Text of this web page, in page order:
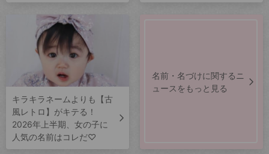
キラキラネームよりも【古
風レトロ】がキテる！
2026年上半期、女の子に
人気の名前はコレだ♡
名前・名づけに関するニ
ュースをもっと見る